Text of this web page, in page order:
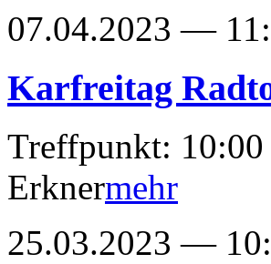
07.04.2023 —
Karfreitag
Treffpunkt:
Erknermehr
25.03.2023 —